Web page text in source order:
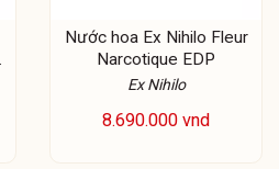
Nước hoa Ex Nihilo Fleur
Narcotique EDP
Ex Nihilo
8.690.000 vnd